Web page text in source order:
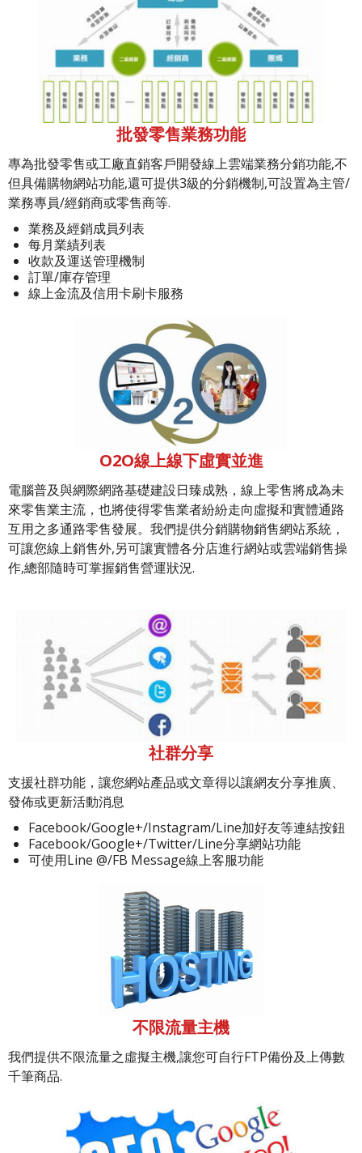
批發零售業務功能
專為批發零售或工廠直銷客戶開發線上雲端業務分銷功能,不
但具備購物網站功能,還可提供3級的分銷機制,可設置為主管/
業務專員/經銷商或零售商等.
業務及經銷成員列表
每月業績列表
收款及運送管理機制
訂單/庫存管理
線上金流及信用卡刷卡服務
O2O線上線下虛實並進
電腦普及與網際網路基礎建設日臻成熟，線上零售將成為未
來零售業主流，也將使得零售業者紛紛走向虛擬和實體通路
互用之多通路零售發展。我們提供分銷購物銷售網站系統，
可讓您線上銷售外,另可讓實體各分店進行網站或雲端銷售操
作,總部隨時可掌握銷售營運狀況.
社群分享
支援社群功能，讓您網站產品或文章得以讓網友分享推廣、
發佈或更新活動消息
Facebook/Google+/Instagram/Line加好友等連結按鈕
Facebook/Google+/Twitter/Line分享網站功能
可使用Line @/FB Message線上客服功能
不限流量主機
我們提供不限流量之虛擬主機,讓您可自行FTP備份及上傳數
千筆商品.